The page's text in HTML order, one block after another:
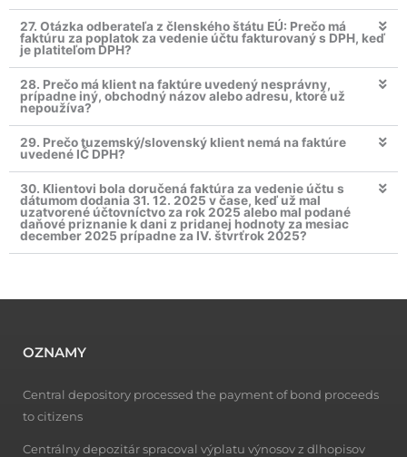
27. Otázka odberateľa z členského štátu EÚ: Prečo má
faktúru za poplatok za vedenie účtu fakturovaný s DPH, keď
je platiteľom DPH?
28. Prečo má klient na faktúre uvedený nesprávny,
prípadne iný, obchodný názov alebo adresu, ktoré už
nepoužíva?
29. Prečo tuzemský/slovenský klient nemá na faktúre
uvedené IČ DPH?
30. Klientovi bola doručená faktúra za vedenie účtu s
dátumom dodania 31. 12. 2025 v čase, keď už mal
uzatvorené účtovníctvo za rok 2025 alebo mal podané
daňové priznanie k dani z pridanej hodnoty za mesiac
december 2025 prípadne za IV. štvrťrok 2025?
OZNAMY
Central depository processed the payment of bond proceeds
to citizens
Centrálny depozitár spracoval výplatu výnosov z dlhopisov